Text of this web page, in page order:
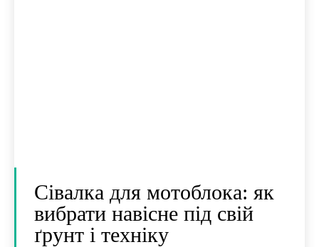
Сівалка для мотоблока: як
вибрати навісне під свій
ґрунт і техніку